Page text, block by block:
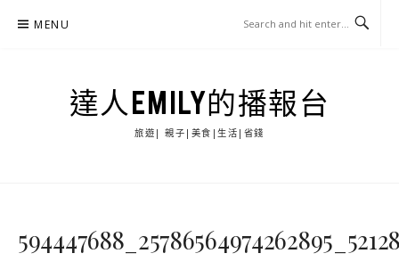
MENU
達人EMILY的播報台
旅遊| 親子|美食|生活|省錢